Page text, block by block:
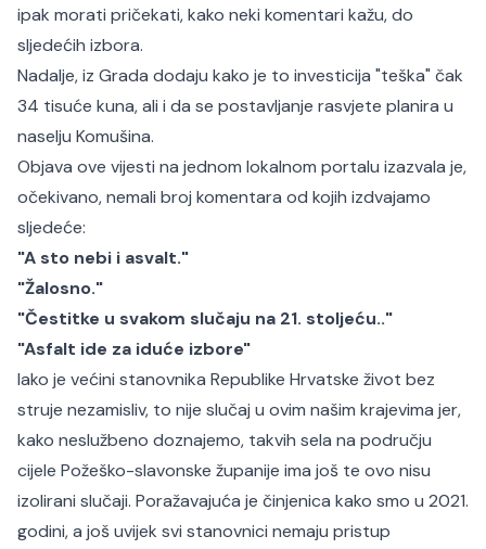
ipak morati pričekati, kako neki komentari kažu, do
sljedećih izbora.
Nadalje, iz Grada dodaju kako je to investicija "teška" čak
34 tisuće kuna, ali i da se postavljanje rasvjete planira u
naselju Komušina.
Objava ove vijesti na jednom lokalnom portalu izazvala je,
očekivano, nemali broj komentara od kojih izdvajamo
sljedeće:
"A sto nebi i asvalt."
"Žalosno."
"Čestitke u svakom slučaju na 21. stoljeću.."
"Asfalt ide za iduće izbore"
Iako je većini stanovnika Republike Hrvatske život bez
struje nezamisliv, to nije slučaj u ovim našim krajevima jer,
kako neslužbeno doznajemo, takvih sela na području
cijele Požeško-slavonske županije ima još te ovo nisu
izolirani slučaji. Poražavajuća je činjenica kako smo u 2021.
godini, a još uvijek svi stanovnici nemaju pristup